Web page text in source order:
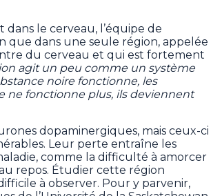
le cerveau, l’équipe de
que dans une seule région, appelée
du cerveau et qui est fortement
agit un peu comme un système
noire fonctionne, les
ne fonctionne plus, ils deviennent
dopaminergiques, mais ceux-ci
Leur perte entraîne les
comme la difficulté à amorcer
repos. Étudier cette région
à observer. Pour y parvenir,